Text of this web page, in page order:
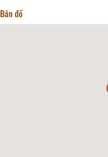
Bản đồ